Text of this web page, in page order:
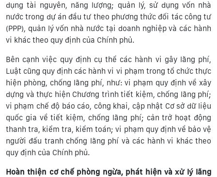
dụng tài nguyên, năng lượng; quản lý, sử dụng vốn nhà
nước trong dự án đầu tư theo phương thức đối tác công tư
(PPP), quản lý vốn nhà nước tại doanh nghiệp và các hành
vi khác theo quy định của Chính phủ.
Bên cạnh việc quy định cụ thể các hành vi gây lãng phí,
Luật cũng quy định các hành vi vi phạm trong tổ chức thực
hiện phòng, chống lãng phí, như: vi phạm quy định về xây
dựng và thực hiện Chương trình tiết kiệm, chống lãng phí;
vi phạm chế độ báo cáo, công khai, cập nhật Cơ sở dữ liệu
quốc gia về tiết kiệm, chống lãng phí; cản trở hoạt động
thanh tra, kiểm tra, kiểm toán; vi phạm quy định về bảo vệ
người đấu tranh chống lãng phí và các hành vi khác theo
quy định của Chính phủ.
Hoàn thiện cơ chế phòng ngừa, phát hiện và xử lý lãng